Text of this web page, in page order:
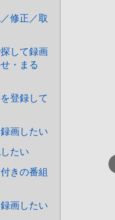
修正／取
して録画
・まる
登録して
画したい
たい
きの番組
画したい